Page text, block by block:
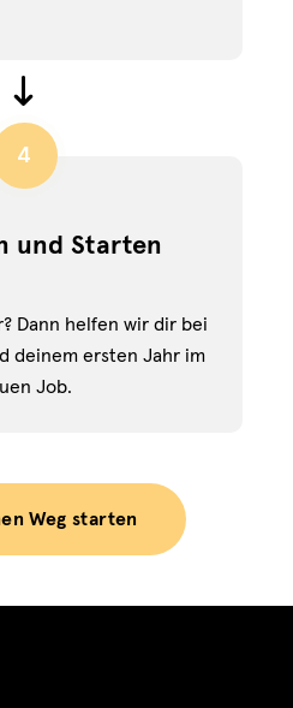
4
und Starten
Dann helfen wir dir bei
deinem ersten Jahr im
Job.
Weg starten